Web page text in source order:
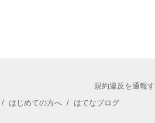
規約違反を通報
/ はじめての方へ / はてなブログ